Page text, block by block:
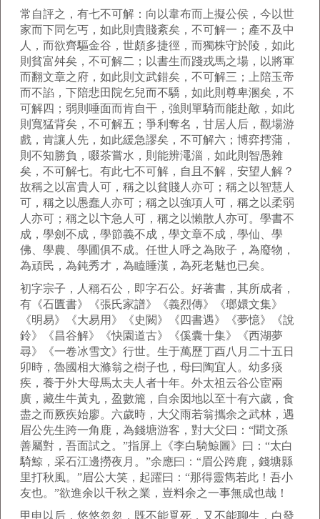
常自評之，有七不可解：向以韋布而上擬公侯，今以世
家而下同乞丐，如此則貴賤紊矣，不可解一；產不及中
人，而欲齊驅金谷，世頗多捷徑，而獨株守於陵，如此
則貧富舛矣，不可解二；以書生而踐戎馬之場，以將軍
而翻文章之府，如此則文武錯矣，不可解三；上陪玉帝
而不諂，下陪悲田院乞兒而不驕，如此則尊卑溷矣，不
可解四；弱則唾面而肯自干，強則單騎而能赴敵，如此
則寬猛背矣，不可解五；爭利奪名，甘居人后，觀場游
戲，肯讓人先，如此緩急謬矣，不可解六；博弈摴蒲，
則不知勝負，啜茶嘗水，則能辨澠淄，如此則智愚雜
矣，不可解七。有此七不可解，自且不解，安望人解？
故稱之以富貴人可，稱之以貧賤人亦可；稱之以智慧人
可，稱之以愚蠢人亦可；稱之以強項人可，稱之以柔弱
人亦可；稱之以卞急人可，稱之以懶散人亦可。學書不
成，學劍不成，學節義不成，學文章不成，學仙、學
佛、學農、學圃俱不成。任世人呼之為敗子，為廢物，
為頑民，為鈍秀才，為瞌睡漢，為死老魅也已矣。
初字宗子，人稱石公，即字石公。好著書，其所成者，
有《石匱書》《張氏家譜》《義烈傳》《瑯嬛文集》
《明易》《大易用》《史闕》《四書遇》《夢憶》《說
鈴》《昌谷解》《快園道古》《傒囊十集》《西湖夢
尋》《一卷冰雪文》行世。生于萬歷丁酉八月二十五日
卯時，魯國相大滌翁之樹子也，母曰陶宜人。幼多痰
疾，養于外大母馬太夫人者十年。外太祖云谷公宦兩
廣，藏生牛黃丸，盈數簏，自余囡地以至十有六歲，食
盡之而厥疾始廖。六歲時，大父雨若翁攜余之武林，遇
眉公先生跨一角鹿，為錢塘游客，對大父曰：“聞文孫
善屬對，吾面試之。”指屏上《李白騎鯨圖》曰：“太白
騎鯨，采石江邊撈夜月。”余應曰：“眉公跨鹿，錢塘縣
里打秋風。”眉公大笑，起躍曰：“那得靈雋若此！吾小
友也。”欲進余以千秋之業，豈料余之一事無成也哉！
甲申以后，悠悠忽忽，既不能覓死，又不能聊生，白發